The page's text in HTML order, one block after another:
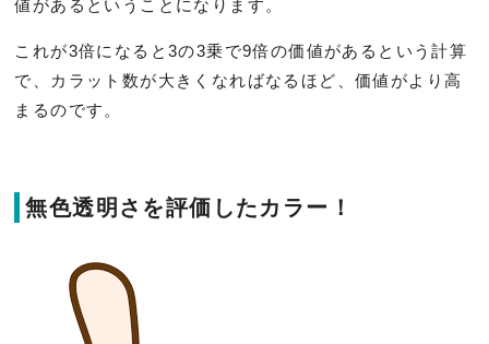
値があるということになります。
これが3倍になると3の3乗で9倍の価値があるという計算
で、カラット数が大きくなればなるほど、価値がより高
まるのです。
無色透明さを評価したカラー！